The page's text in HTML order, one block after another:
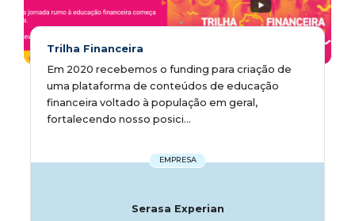
Trilha Financeira
Em 2020 recebemos o funding para criação de
uma plataforma de conteúdos de educação
financeira voltado à população em geral,
fortalecendo nosso posici...
EMPRESA
Serasa Experian